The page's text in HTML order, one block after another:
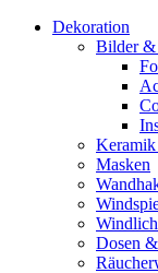
Dekoration
Bilder &
Masken
Dosen